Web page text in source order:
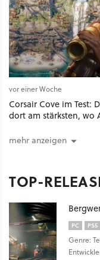
vor einer Woche
Corsair Cove im Test:
dort am stärksten, wo
mehr anzeigen
TOP-
PC PS5
Genre: